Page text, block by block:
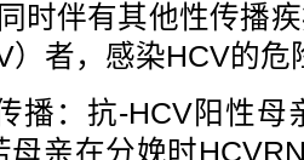
时伴有其他性传播
）者，感染HCV的危
：抗-HCV阳性母
母亲在分娩时